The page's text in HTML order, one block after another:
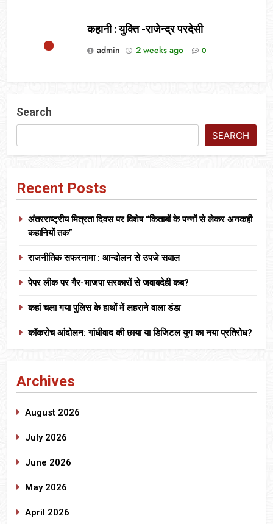
कहानी : युक्ति -राजेन्द्र परदेसी
admin
2 weeks ago 0
Search
SEARCH
Recent Posts
अंतरराष्ट्रीय मित्रता दिवस पर विशेष “किताबों के पन्नों से लेकर अनकही
कहानियों तक”
राजनीतिक सफरनामा : आन्दोलन से उपजे सवाल
पेपर लीक पर गैर-भाजपा सरकारों से जवाबदेही कब?
कहां चला गया पुलिस के हाथों में लहराने वाला डंडा
कॉकरोच आंदोलन: गांधीवाद की छाया या डिजिटल युग का नया प्रतिरोध?
Archives
August 2026
July 2026
June 2026
May 2026
April 2026